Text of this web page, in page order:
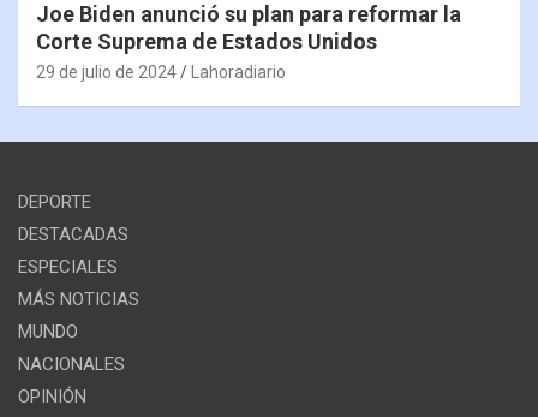
Joe Biden anunció su plan para reformar la
Corte Suprema de Estados Unidos
29 de julio de 2024 Lahoradiario
DEPORTE
DESTACADAS
ESPECIALES
MÁS NOTICIAS
MUNDO
NACIONALES
OPINIÓN